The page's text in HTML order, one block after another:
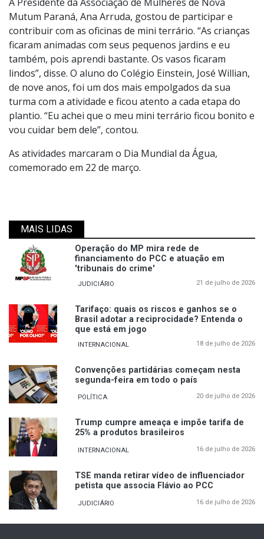
Mutum Paraná, Ana Arruda, gostou de participar e
contribuir com as oficinas de mini terrário. “As crianças
ficaram animadas com seus pequenos jardins e eu
também, pois aprendi bastante. Os vasos ficaram
lindos”, disse. O aluno do Colégio Einstein, José Willian,
de nove anos, foi um dos mais empolgados da sua
turma com a atividade e ficou atento a cada etapa do
plantio. “Eu achei que o meu mini terrário ficou bonito e
vou cuidar bem dele”, contou.
As atividades marcaram o Dia Mundial da Água,
comemorado em 22 de março.
MAIS LIDAS
Operação do MP mira rede de
financiamento do PCC e atuação em
'tribunais do crime'
JUDICIÁRIO 21 de julho de 2026
Tarifaço: quais os riscos e ganhos se o
Brasil adotar a reciprocidade? Entenda o
que está em jogo
INTERNACIONAL 18 de julho de 2026
Convenções partidárias começam nesta
segunda-feira em todo o país
POLÍTICA 20 de julho de 2026
Trump cumpre ameaça e impõe tarifa de
25% a produtos brasileiros
INTERNACIONAL 16 de julho de 2026
TSE manda retirar vídeo de influenciador
petista que associa Flávio ao PCC
JUDICIÁRIO 16 de julho de 2026